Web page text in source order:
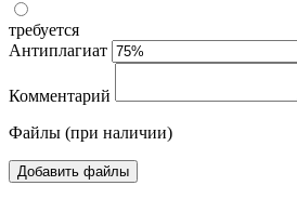
требуется
Антиплагиат
Комментарий
Файлы (при наличии)
Добавить файлы